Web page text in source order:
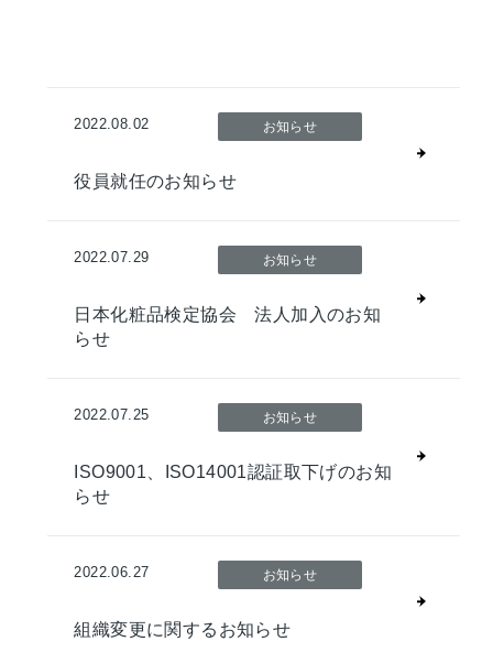
2022.08.02 お知らせ
役員就任のお知らせ
2022.07.29 お知らせ
日本化粧品検定協会 法人加入のお知
らせ
2022.07.25 お知らせ
ISO9001、ISO14001認証取下げのお知
らせ
2022.06.27 お知らせ
組織変更に関するお知らせ